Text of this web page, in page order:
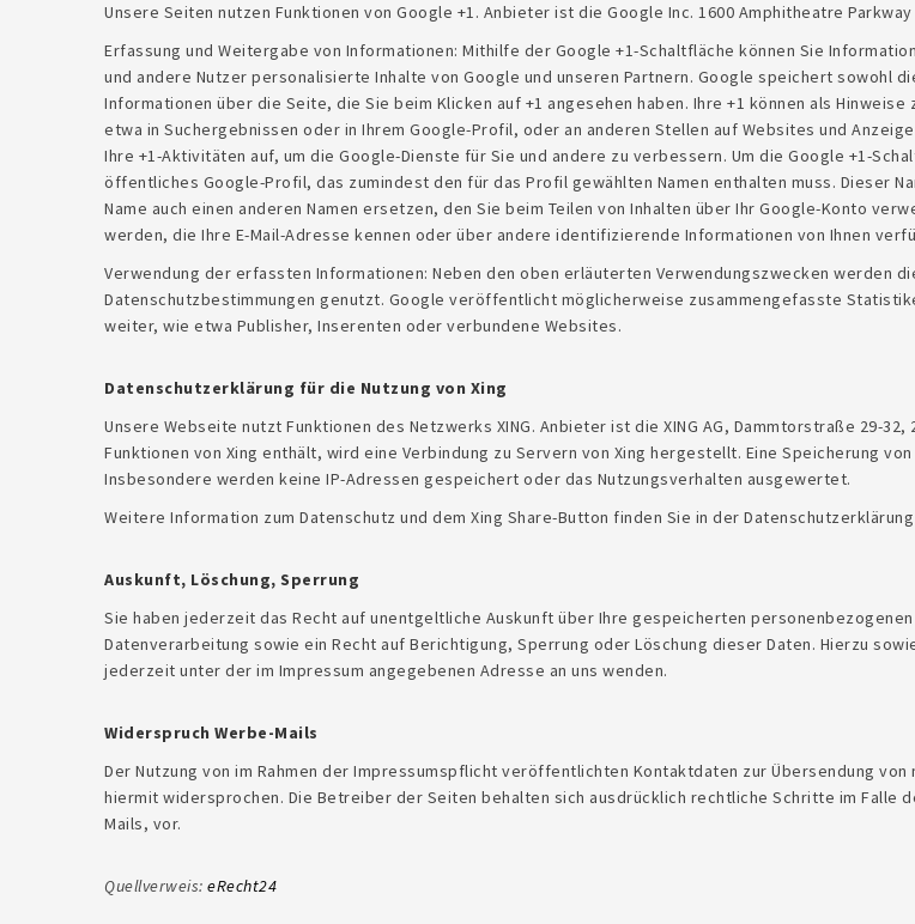
Unsere Seiten nutzen Funktionen von Google +1. Anbieter ist die Google Inc. 1600 Amphitheatre Parkway
Erfassung und Weitergabe von Informationen: Mithilfe der Google +1-Schaltfläche können Sie
und andere Nutzer personalisierte Inhalte von Google und unseren Partnern. Google speichert sowohl
Informationen über die Seite, die Sie beim Klicken auf +1 angesehen haben. Ihre +1 können als
etwa in Suchergebnissen oder in Ihrem Google-Profil, oder an anderen Stellen auf Websites und
Ihre +1-Aktivitäten auf, um die Google-Dienste für Sie und andere zu verbessern. Um die Google +1-
öffentliches Google-Profil, das zumindest den für das Profil gewählten Namen enthalten muss. Dieser
Name auch einen anderen Namen ersetzen, den Sie beim Teilen von Inhalten über Ihr Google-Konto
werden, die Ihre E-Mail-Adresse kennen oder über andere identifizierende Informationen von Ihnen
Verwendung der erfassten Informationen: Neben den oben erläuterten Verwendungszwecken werden
Datenschutzbestimmungen genutzt. Google veröffentlicht möglicherweise zusammengefasste
weiter, wie etwa Publisher, Inserenten oder verbundene Websites.
Datenschutzerklärung für die Nutzung von Xing
Unsere Webseite nutzt Funktionen des Netzwerks XING. Anbieter ist die XING AG, Dammtorstraße 29-
Funktionen von Xing enthält, wird eine Verbindung zu Servern von Xing hergestellt. Eine Speicherung
Insbesondere werden keine IP-Adressen gespeichert oder das Nutzungsverhalten ausgewertet.
Weitere Information zum Datenschutz und dem Xing Share-Button finden Sie in der
Auskunft, Löschung, Sperrung
Sie haben jederzeit das Recht auf unentgeltliche Auskunft über Ihre gespeicherten
Datenverarbeitung sowie ein Recht auf Berichtigung, Sperrung oder Löschung dieser Daten. Hierzu
jederzeit unter der im Impressum angegebenen Adresse an uns wenden.
Widerspruch Werbe-Mails
Der Nutzung von im Rahmen der Impressumspflicht veröffentlichten Kontaktdaten zur Übersendung
hiermit widersprochen. Die Betreiber der Seiten behalten sich ausdrücklich rechtliche Schritte im Falle
Mails, vor.
Quellverweis: eRecht24